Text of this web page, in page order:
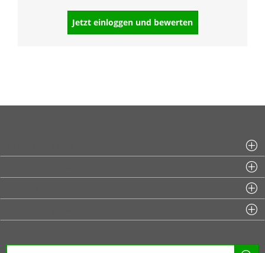
Jetzt einloggen und bewerten